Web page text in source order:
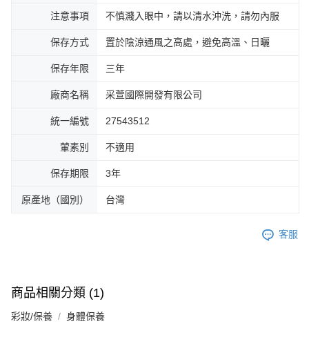
注意事項 不慎濺入眼中，請以清水沖洗，請勿內服
保存方式 置於陰涼通風之高處，避免高溫、日曬
保存年限 三年
廠商名稱 采萱國際開發有限公司
統一編號 27543512
葷素別 不適用
保存期限 3年
原產地（國別） 台灣
客服
商品相關分類 (1)
彩妝/保養 身體保養